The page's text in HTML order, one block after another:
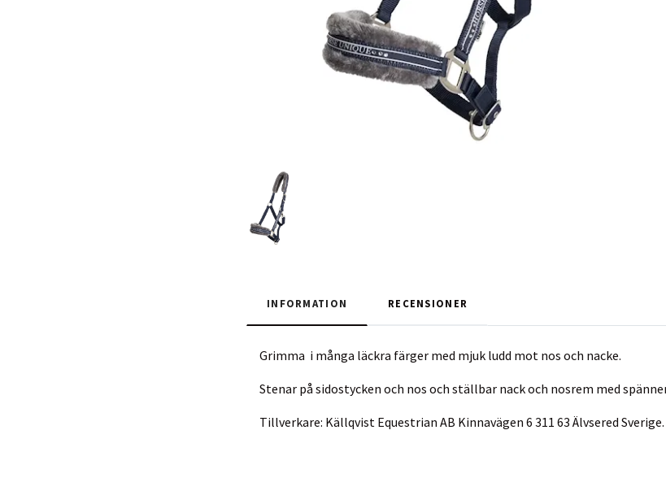
INFORMATION RECENSIONER
Grimma i många läckra färger med mjuk ludd mot nos och nacke.
Stenar på sidostycken och nos och ställbar nack och nosrem med
Tillverkare: Källqvist Equestrian AB Kinnavägen 6 311 63 Älvsered Sverige.